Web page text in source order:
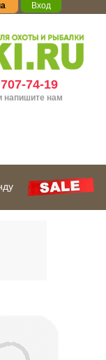
Вход
74-19
напишите нам